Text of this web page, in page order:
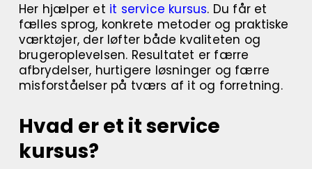
Her hjælper et it service kursus. Du får et
fælles sprog, konkrete metoder og praktiske
værktøjer, der løfter både kvaliteten og
brugeroplevelsen. Resultatet er færre
afbrydelser, hurtigere løsninger og færre
misforståelser på tværs af it og forretning.
Hvad er et it service
kursus?